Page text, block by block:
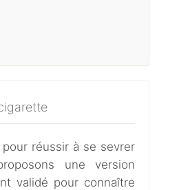
réussir à se sevrer
une version
validé pour connaître